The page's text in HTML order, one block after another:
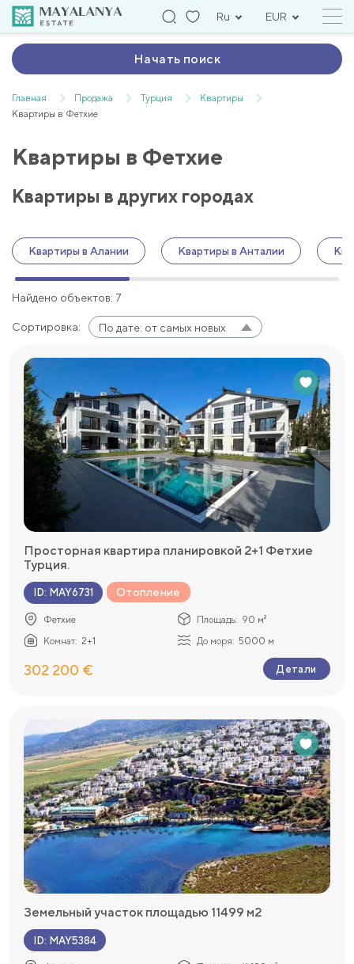
Ru EUR
Начать поиск
Главная Продажа Турция
Квартиры
Квартиры в Фетхие
Квартиры в Фетхие
Квартиры в других городах
Квартиры в Алании Квартиры в Анталии
Найдено объектов: 7
Сортировка: По дате: от самых новых
Просторная квартира планировкой 2+1 Фетхие
Турция.
ID: MAY6731 Отопление
Фетхие Площадь: 90 м²
Комнат: 2+1 До моря: 5000 м
302 200 € Детали
Земельный участок площадью 11499 м2
ID: MAY5384